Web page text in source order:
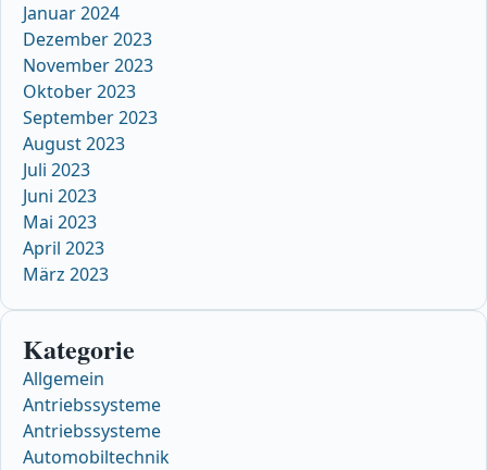
Januar 2024
Dezember 2023
November 2023
Oktober 2023
September 2023
August 2023
Juli 2023
Juni 2023
Mai 2023
April 2023
März 2023
Kategorie
Allgemein
Antriebssysteme
Antriebssysteme
Automobiltechnik